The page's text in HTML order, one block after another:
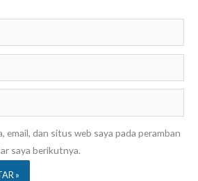
email, dan situs web saya pada peramban
saya berikutnya.